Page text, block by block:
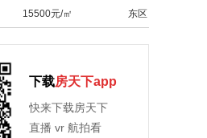
15500元/㎡ 东区
下载房天下app
快来下载房天下
直播 vr 航拍看